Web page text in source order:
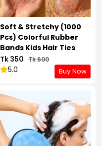
Soft & Stretchy (1000
Pcs) Colorful Rubber
Bands Kids Hair Ties
Tk 350 Tk 600
5.0 Buy Now